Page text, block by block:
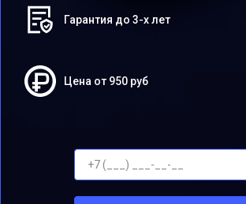
Гарантия до 3-х лет
Цена от 950 руб